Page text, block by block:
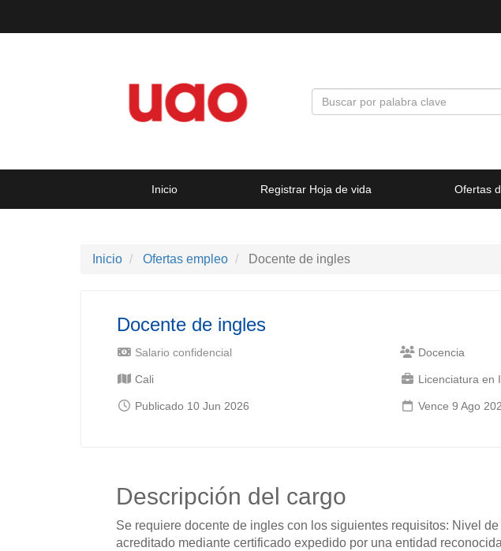
Inicio Registrar Hoja de vida Ofertas
Inicio Ofertas empleo Docente de ingles
Docente de ingles
Salario confidencial
Cali
Publicado 10 Jun 2026
Docencia
Licenciatura en
Vence 9 Ago
Descripción del cargo
Se requiere docente de ingles con los siguientes requisitos: Nivel
acreditado mediante certificado expedido por una entidad